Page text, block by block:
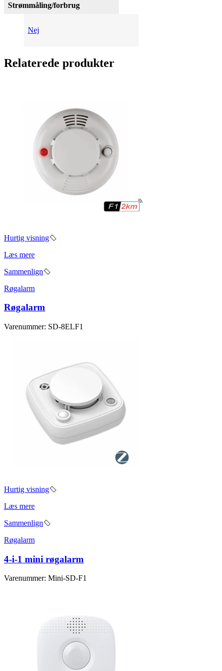
Strømmåling/forbrug
Nej
Relaterede produkter
Hurtig visning
Læs mere
Sammenlign
Røgalarm
Røgalarm
Varenummer: SD-8ELF1
Hurtig visning
Læs mere
Sammenlign
Røgalarm
4-i-1 mini røgalarm
Varenummer: Mini-SD-F1